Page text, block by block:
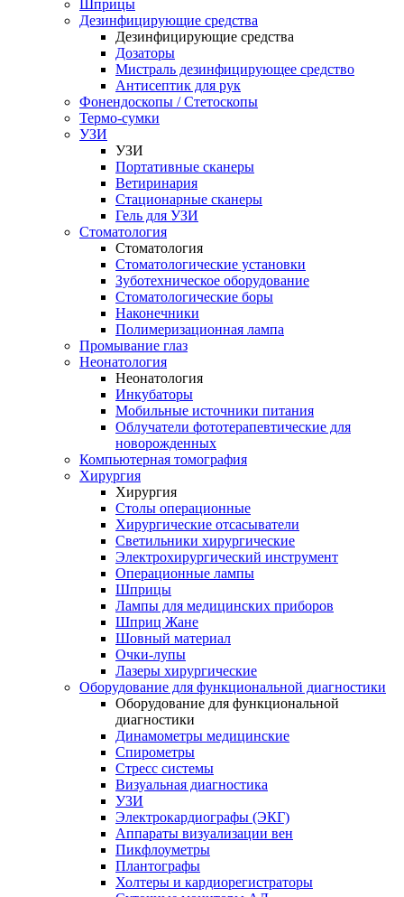
Шприцы
Дезинфицирующие средства
Дезинфицирующие средства
Дозаторы
Мистраль дезинфицирующее средство
Антисептик для рук
Фонендоскопы / Стетоскопы
Термо-сумки
УЗИ
УЗИ
Портативные сканеры
Ветиринария
Стационарные сканеры
Гель для УЗИ
Стоматология
Стоматология
Стоматологические установки
Зуботехническое оборудование
Стоматологические боры
Наконечники
Полимеризационная лампа
Промывание глаз
Неонатология
Неонатология
Инкубаторы
Мобильные источники питания
Облучатели фототерапевтические для
новорожденных
Компьютерная томография
Хирургия
Хирургия
Столы операционные
Хирургические отсасыватели
Светильники хирургические
Электрохирургический инструмент
Операционные лампы
Шприцы
Лампы для медицинских приборов
Шприц Жане
Шовный материал
Очки-лупы
Лазеры хирургические
Оборудование для функциональной диагностики
Оборудование для функциональной
диагностики
Динамометры медицинские
Спирометры
Стресс системы
Визуальная диагностика
УЗИ
Электрокардиографы (ЭКГ)
Аппараты визуализации вен
Пикфлоуметры
Плантографы
Холтеры и кардиорегистраторы